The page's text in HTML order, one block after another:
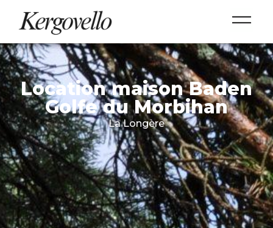
Location maison Baden
Golfe du Morbihan
La Longère